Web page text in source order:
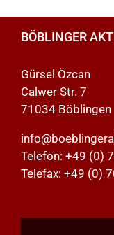
BÖBLINGER
Gürsel Özcan
Calwer Str. 7
71034 Böblingen
Telefon: +49 (0)
Telefax: +49 (0)